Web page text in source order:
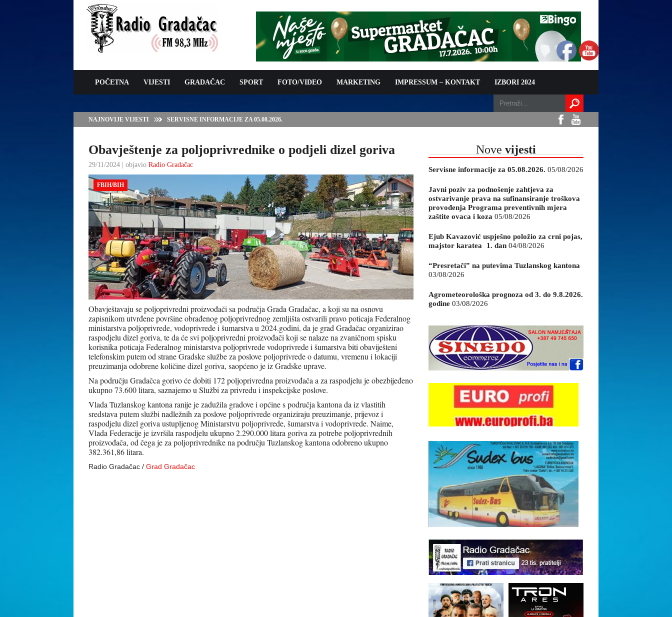
POČETNA VIJESTI GRADAČAC SPORT FOTO/VIDEO MARKETING IMPRESSUM – KONTAKT IZBORI 2024
NAJNOVIJE VIJESTI
JAVNI POZIV ZA PODNOŠENJE ZAHTJEVA ZA OSTVARIVANJE PRAVA NA
SUFINANSIRANJE TROŠKOVA PROVOĐENJA PROGRAMA PREVENTIVNIH MJERA
Obavještenje za poljoprivrednike o podjeli dizel goriva
29/11/2024 | objavio Radio Gradačac
FBIH/BIH
Obavještavaju se poljoprivredni proizvođači sa područja Grada Gradačac, a koji su na osnovu
zapisnikom utvrđene površine obrađenog poljoprivrednog zemljišta ostvarili pravo poticaja Federalnog
ministarstva poljoprivrede, vodoprivrede i šumarstva u 2024.godini, da je grad Gradačac organizirao
raspodjelu dizel goriva, te da će svi poljoprivredni proizvođači koji se nalaze na zvaničnom spisku
korisnika poticaja Federalnog ministarstva poljoprivrede vodoprivrede i šumarstva biti obaviješteni
telefonskim putem od strane Gradske službe za poslove poljoprivrede o datumu, vremenu i lokaciji
preuzimanja odobrene količine dizel goriva, saopćeno je iz Gradske uprave.
Na području Gradačca gorivo će dobiti 172 poljoprivredna proizvođača a za raspodjelu je obezbijeđeno
ukupno 73.600 litara, saznajemo u Službi za privredu i inspekcijske poslove.
Vlada Tuzlanskog kantona ranije je zadužila gradove i općine s područja kantona da iz vlastitih
sredstava putem službi nadležnih za poslove poljoprivrede organiziraju preuzimanje, prijevoz i
raspodjelu dizel goriva ustupljenog Ministarstvu poljoprivrede, šumarstva i vodoprivrede. Naime,
Vlada Federacije je izvršila raspodjelu ukupno 2.290.000 litara goriva za potrebe poljoprivrednih
proizvođača, od čega je za poljoprivrednike na području Tuzlanskog kantona odobreno ukupno
382.361,86 litara.
Radio Gradačac / Grad Gradačac
Nove vijesti
Servisne informacije za 05.08.2026. 05/08/2026
Javni poziv za podnošenje zahtjeva za
ostvarivanje prava na sufinansiranje troškova
provođenja Programa preventivnih mjera
zaštite ovaca i koza 05/08/2026
Ejub Kavazović uspješno položio za crni pojas,
majstor karatea 1. dan 04/08/2026
“Presretači” na putevima Tuzlanskog kantona
03/08/2026
Agrometeorološka prognoza od 3. do 9.8.2026.
godine 03/08/2026